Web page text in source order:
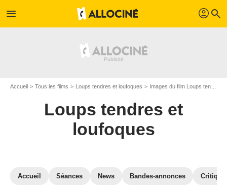
menu profil search
Accueil Tous les films Loups tendres et loufoques Images du film Loups tendres et loufoques
Loups tendres et
loufoques
Accueil Séances News Bandes-annonces